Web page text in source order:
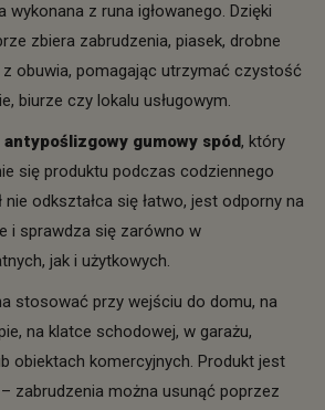
wykonana z runa igłowanego. Dzięki
zbiera zabrudzenia, piasek, drobne
obuwia, pomagając utrzymać czystość
biurze czy lokalu usługowym.
antypoślizgowy gumowy spód, który
się produktu podczas codziennego
nie odkształca się łatwo, jest odporny na
i sprawdza się zarówno w
jak i użytkowych.
stosować przy wejściu do domu, na
na klatce schodowej, w garażu,
obiektach komercyjnych. Produkt jest
zabrudzenia można usunąć poprzez